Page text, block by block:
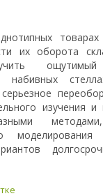
их оборота
набивных
изучения и